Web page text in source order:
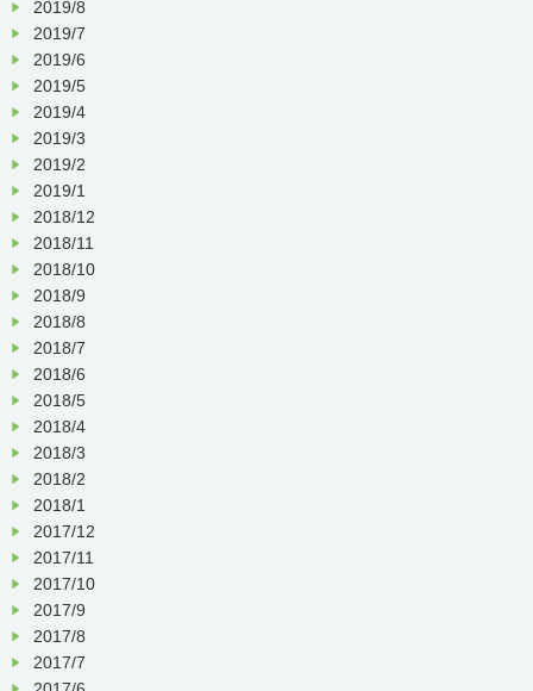
2019/8
2019/7
2019/6
2019/5
2019/4
2019/3
2019/2
2019/1
2018/12
2018/11
2018/10
2018/9
2018/8
2018/7
2018/6
2018/5
2018/4
2018/3
2018/2
2018/1
2017/12
2017/11
2017/10
2017/9
2017/8
2017/7